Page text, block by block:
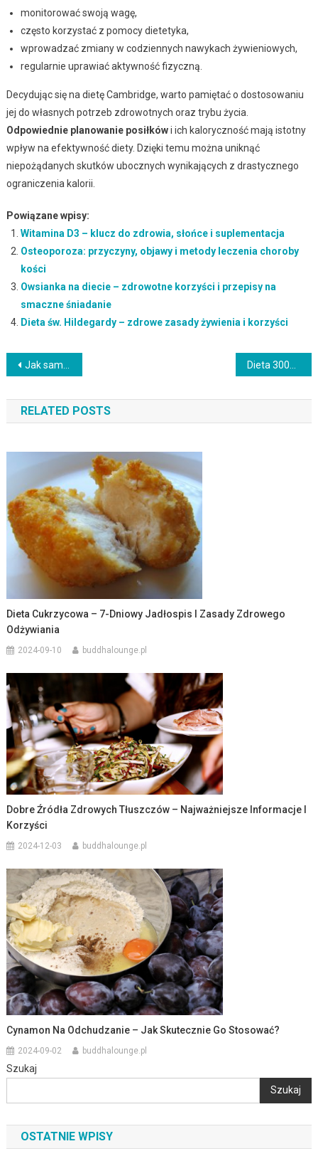
monitorować swoją wagę,
często korzystać z pomocy dietetyka,
wprowadzać zmiany w codziennych nawykach żywieniowych,
regularnie uprawiać aktywność fizyczną.
Decydując się na dietę Cambridge, warto pamiętać o dostosowaniu
jej do własnych potrzeb zdrowotnych oraz trybu życia.
Odpowiednie planowanie posiłkówi ich kaloryczność mają istotny
wpływ na efektywność diety. Dzięki temu można uniknąć
niepożądanych skutków ubocznych wynikających z drastycznego
ograniczenia kalorii.
Powiązane wpisy:
Witamina D3 – klucz do zdrowia, słońce i suplementacja
Osteoporoza: przyczyny, objawy i metody leczenia choroby
kości
Owsianka na diecie – zdrowotne korzyści i przepisy na
smaczne śniadanie
Dieta św. Hildegardy – zdrowe zasady żywienia i korzyści
Nawigacja
wpisu
Jak samodzielnie ułożyć skuteczną dietę odchudzającą?
RELATED POSTS
Dieta Cukrzycowa – 7-Dniowy Jadłospis I Zasady Zdrowego
Odżywiania
2024-09-10 buddhalounge.pl
Dobre Źródła Zdrowych Tłuszczów – Najważniejsze Informacje I
Korzyści
2024-12-03 buddhalounge.pl
Cynamon Na Odchudzanie – Jak Skutecznie Go Stosować?
2024-09-02 buddhalounge.pl
Szukaj
Szukaj
OSTATNIE WPISY